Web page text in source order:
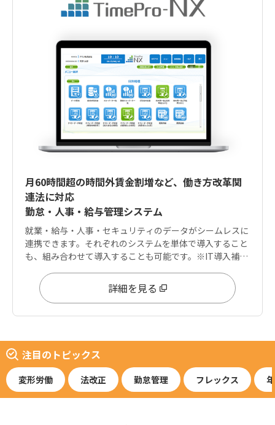
月60時間超の時間外賃金割増など、働き方改革関
連法に対応
勤怠・人事・給与管理システム
就業・給与・人事・セキュリティのデータがシームレスに
連携できます。それぞれのシステムを単体で導入すること
も、組み合わせて導入することも可能です。※IT導入補助
詳細を見る
注目のトピックス
変形労働 法改正 勤怠管理 フレックス